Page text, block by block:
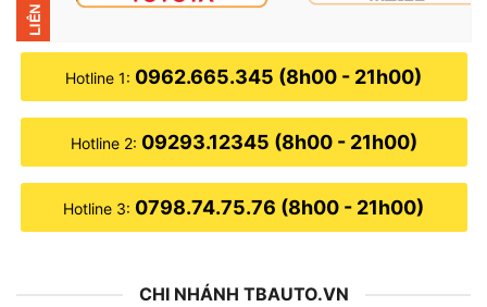
Hotline 1: 0962.665.345 (8h00 - 21h00)
Hotline 2: 09293.12345 (8h00 - 21h00)
Hotline 3: 0798.74.75.76 (8h00 - 21h00)
CHI NHÁNH TBAUTO.VN